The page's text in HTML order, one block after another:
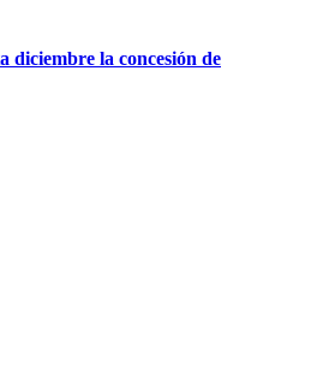
diciembre la concesión de